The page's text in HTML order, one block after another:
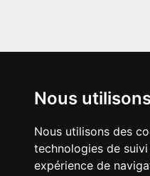
Nous
Nous utilisons des
technologies de
expérience de